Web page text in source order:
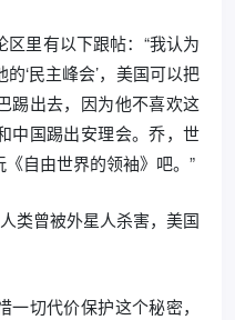
里有以下跟帖：“我认为
‘民主峰会’，美国可以把
踢出去，因为他不喜欢这
中国踢出安理会。乔，世
自由世界的领袖》吧。”
类曾被外星人杀害，美国
切代价保护这个秘密，